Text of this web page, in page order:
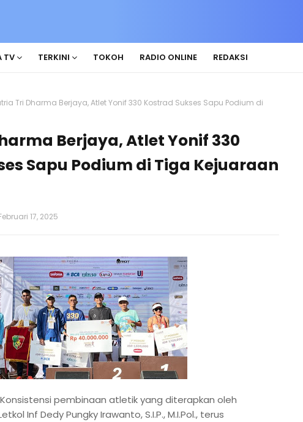
TV TERKINI TOKOH RADIO ONLINE REDAKSI
Tri Dharma Berjaya, Atlet Yonif 330 Kostrad Sukses Sapu Podium di
Berjaya, Atlet Yonif 330
Sapu Podium di Tiga Kejuaraan
17, 2025
pembinaan atletik yang diterapkan oleh
Inf Dedy Pungky Irawanto, S.I.P., M.I.Pol., terus